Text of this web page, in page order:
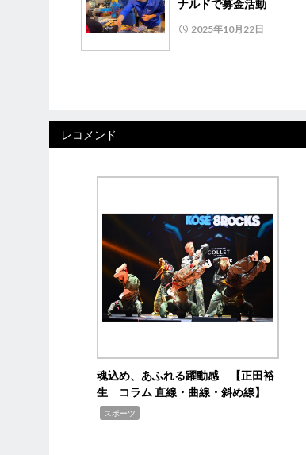
ナルドで募金活動
2025年10月22日
レコメンド
魂込め、あふれる躍動感 【正田裕
生 コラム 直線・曲線・斜め線】
スポーツ